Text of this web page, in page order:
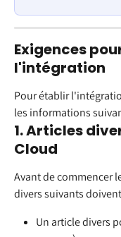
Exigences
l'intégration
Pour établir
les informations
1. Articles
Cloud
Avant de commencer
divers suivants
Un article divers